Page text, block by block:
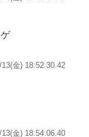
13(金) 18:52:30.42
13(金) 18:54:06.40